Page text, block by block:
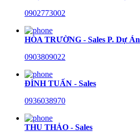
0902773002
HÒA TRƯỜNG - Sales P. Dự Án
0903809022
ĐÌNH TUẤN - Sales
0936038970
THU THẢO - Sales